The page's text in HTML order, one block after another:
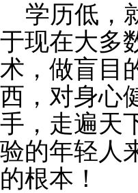
学历低，
于现在大多
术，做盲目
西，对身心
手，走遍天
验的年轻人
的根本！